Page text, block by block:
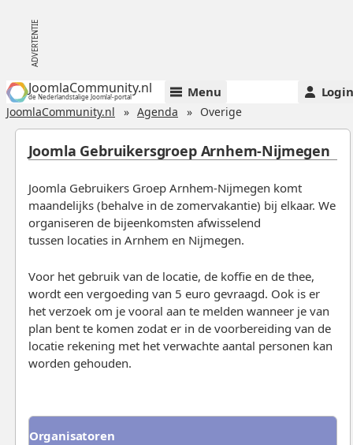
JoomlaCommunity.nl
de Nederlandstalige Joomla!-portal Menu Login
JoomlaCommunity.nl Agenda Overige
Joomla Gebruikersgroep Arnhem-Nijmegen
Joomla Gebruikers Groep Arnhem-Nijmegen komt
maandelijks (behalve in de zomervakantie) bij elkaar. We
organiseren de bijeenkomsten afwisselend
tussen locaties in Arnhem en Nijmegen.
Voor het gebruik van de locatie, de koffie en de thee,
wordt een vergoeding van 5 euro gevraagd. Ook is er
het verzoek om je vooral aan te melden wanneer je van
plan bent te komen zodat er in de voorbereiding van de
locatie rekening met het verwachte aantal personen kan
worden gehouden.
Organisatoren